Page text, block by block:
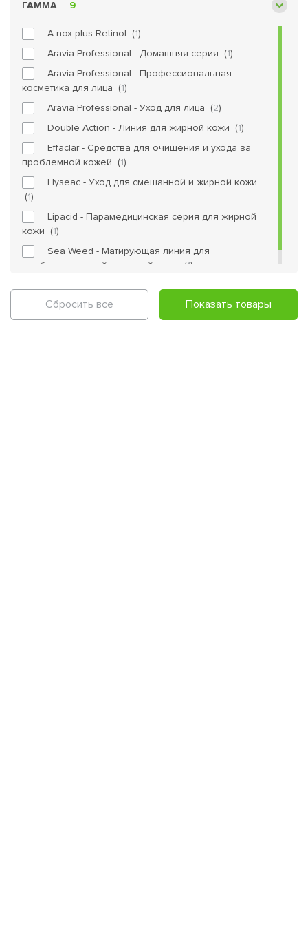
Ароматерапия
Уход за ногтями
Лечение и укрепление ногтей
Уходовая косметика
Французская косметика
Средства для дома
Чистящие и моющие средства
ГАММА 9
A-nox plus Retinol (1)
Aravia Professional - Домашняя серия (1)
Aravia Professional - Профессиональная
косметика для лица (1)
Aravia Professional - Уход для лица (2)
Double Action - Линия для жирной кожи (1)
Effaclar - Средства для очищения и ухода за
проблемной кожей (1)
Hyseac - Уход для смешанной и жирной кожи
(1)
Lipacid - Парамедицинская серия для жирной
кожи (1)
Sea Weed - Матирующая линия для
комбинированной и жирной кожи (1)
Сбросить все Показать товары